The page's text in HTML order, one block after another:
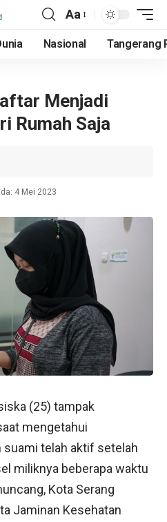
Aa
Nasional Tangerang
Menjadi
Rumah Saja
4 Mei 2023
(25) tampak
mengetahui
suami telah aktif setelah
miliknya beberapa waktu
Kota Serang
Jaminan Kesehatan